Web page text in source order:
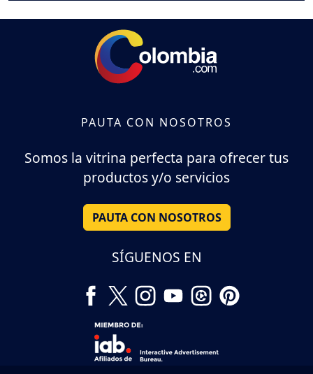
PAUTA CON NOSOTROS
Somos la vitrina perfecta para ofrecer tus
productos y/o servicios
PAUTA CON NOSOTROS
SÍGUENOS EN